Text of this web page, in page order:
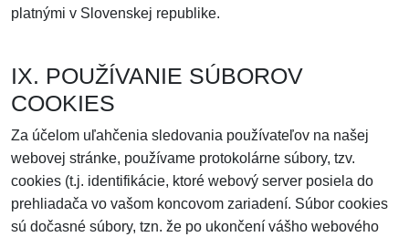
platnými v Slovenskej republike.
IX. POUŽÍVANIE SÚBOROV
COOKIES
Za účelom uľahčenia sledovania používateľov na našej
webovej stránke, používame protokolárne súbory, tzv.
cookies (t.j. identifikácie, ktoré webový server posiela do
prehliadača vo vašom koncovom zariadení. Súbor cookies
sú dočasné súbory, tzn. že po ukončení vášho webového